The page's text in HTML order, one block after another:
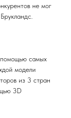
не мог
помощью самых
модели
из 3 стран
3D